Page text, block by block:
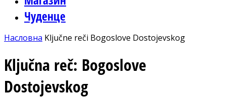
Чуденце
Насловна Ključne reči Bogoslove Dostojevskog
Ključna reč: Bogoslove
Dostojevskog